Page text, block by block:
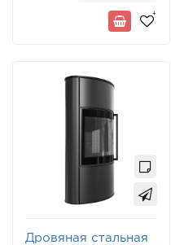
Дровяная стальная